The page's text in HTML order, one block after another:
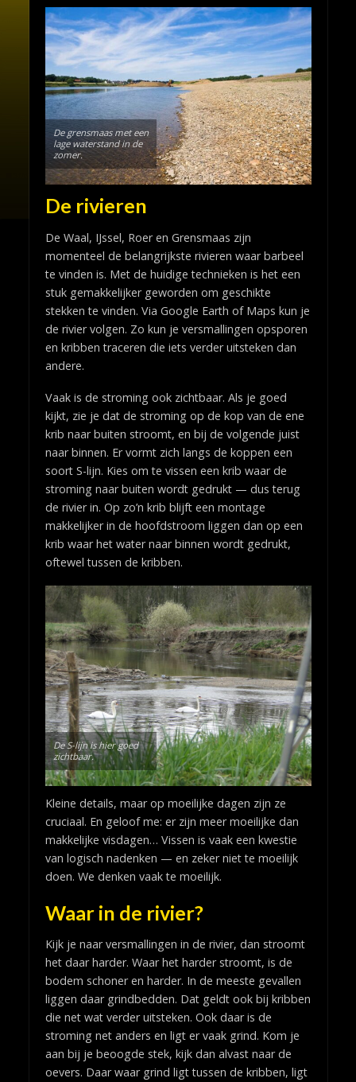
De grensmaas met een
lage waterstand in de
zomer.
De rivieren
De Waal, IJssel, Roer en Grensmaas zijn
momenteel de belangrijkste rivieren waar barbeel
te vinden is. Met de huidige technieken is het een
stuk gemakkelijker geworden om geschikte
stekken te vinden. Via Google Earth of Maps kun je
de rivier volgen. Zo kun je versmallingen opsporen
en kribben traceren die iets verder uitsteken dan
andere.
Vaak is de stroming ook zichtbaar. Als je goed
kijkt, zie je dat de stroming op de kop van de ene
krib naar buiten stroomt, en bij de volgende juist
naar binnen. Er vormt zich langs de koppen een
soort S-lijn. Kies om te vissen een krib waar de
stroming naar buiten wordt gedrukt — dus terug
de rivier in. Op zo’n krib blijft een montage
makkelijker in de hoofdstroom liggen dan op een
krib waar het water naar binnen wordt gedrukt,
oftewel tussen de kribben.
De S-lijn is hier goed
zichtbaar.
Kleine details, maar op moeilijke dagen zijn ze
cruciaal. En geloof me: er zijn meer moeilijke dan
makkelijke visdagen… Vissen is vaak een kwestie
van logisch nadenken — en zeker niet te moeilijk
doen. We denken vaak te moeilijk.
Waar in de rivier?
Kijk je naar versmallingen in de rivier, dan stroomt
het daar harder. Waar het harder stroomt, is de
bodem schoner en harder. In de meeste gevallen
liggen daar grindbedden. Dat geldt ook bij kribben
die net wat verder uitsteken. Ook daar is de
stroming net anders en ligt er vaak grind. Kom je
aan bij je beoogde stek, kijk dan alvast naar de
oevers. Daar waar grind ligt tussen de kribben, ligt